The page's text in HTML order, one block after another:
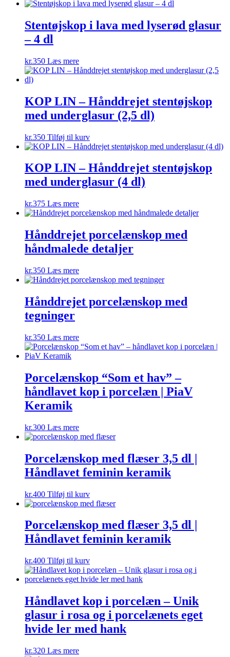
Stentøjskop i lava med lyserød glasur
– 4 dl
kr.350 Læs mere
KOP LIN – Hånddrejet stentøjskop
med underglasur (2,5 dl)
kr.350 Tilføj til kurv
KOP LIN – Hånddrejet stentøjskop
med underglasur (4 dl)
kr.375 Læs mere
Hånddrejet porcelænskop med
håndmalede detaljer
kr.350 Læs mere
Hånddrejet porcelænskop med
tegninger
kr.350 Læs mere
Porcelænskop “Som et hav” –
håndlavet kop i porcelæn | PiaV
Keramik
kr.300 Læs mere
Porcelænskop med flæser 3,5 dl |
Håndlavet feminin keramik
kr.400 Tilføj til kurv
Porcelænskop med flæser 3,5 dl |
Håndlavet feminin keramik
kr.400 Tilføj til kurv
Håndlavet kop i porcelæn – Unik
glasur i rosa og i porcelænets eget
hvide ler med hank
kr.320 Læs mere